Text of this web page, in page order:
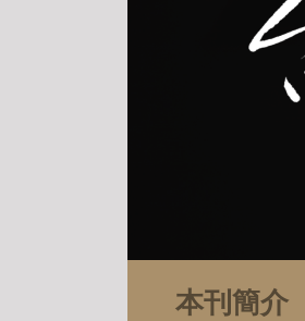
本刊簡介